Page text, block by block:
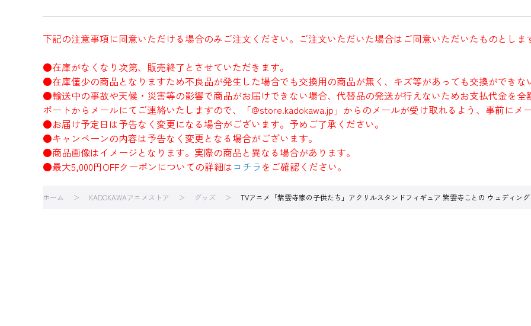
下記の注意事項に同意いただける場合のみご注文ください。ご注文いただいた場合はご同意いただいたものとしま
●在庫がなくなり次第、販売終了とさせていただきます。
●在庫僅少の商品となりますため不良品が発生した場合でも交換用の商品が無く、キズ等があっても交換ができな
●輸送中の事故や天候・災害等の影響で商品がお届けできない場合、代替品の発送が行えないためお支払代金を
ポートからメールにてご連絡いたしますので、「@store.kadokawa.jp」からのメールが受け取れるよう、事前にメ
●お届け予定日は予告なく変更になる場合がございます。予めご了承ください。
●キャンペーンの内容は予告なく変更となる場合がございます。
●商品画像はイメージとなります。実際の商品と異なる場合があります。
●最大5,000円OFFクーポンについての詳細はコチラをご確認ください。
ホーム KADOKAWAアニメストア グッズ TVアニメ「紫雲寺家の子供たち」アクリルスタンドフィギュア 紫雲寺ことの ウェディング